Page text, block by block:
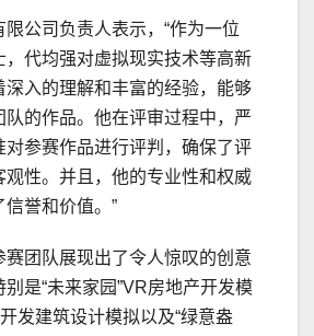
公司负责人表示，“作为一位
，代均强对虚拟现实技术等高新
深入的理解和丰富的经验，能够
队的作品。他在评审过程中，严
对参赛作品进行评判，确保了评
观性。并且，他的专业性和权威
誉和价值。”
赛团队展现出了令人惊叹的创意
是“未来家园”VR房地产开发模
发建筑设计模拟以及“绿意盎